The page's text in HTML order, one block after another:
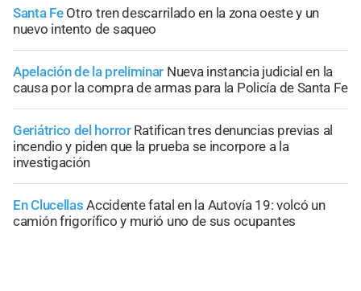
Santa Fe Otro tren descarrilado en la zona oeste y un
nuevo intento de saqueo
Apelación de la preliminar Nueva instancia judicial en la
causa por la compra de armas para la Policía de Santa Fe
Geriátrico del horror Ratifican tres denuncias previas al
incendio y piden que la prueba se incorpore a la
investigación
En Clucellas Accidente fatal en la Autovía 19: volcó un
camión frigorífico y murió uno de sus ocupantes